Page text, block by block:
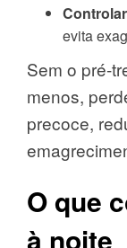
evita
Sem o pré-
menos,
precoce,
O que
à noite